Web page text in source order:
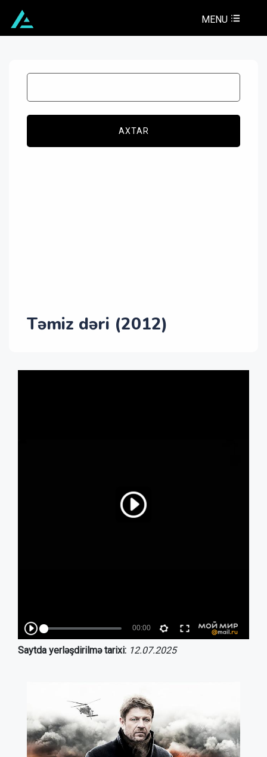
MENU
AXTAR
Təmiz dəri (2012)
Saytda yerləşdirilmə tarixi: 12.07.2025